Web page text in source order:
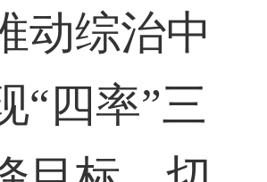
动综治中
“四率”三